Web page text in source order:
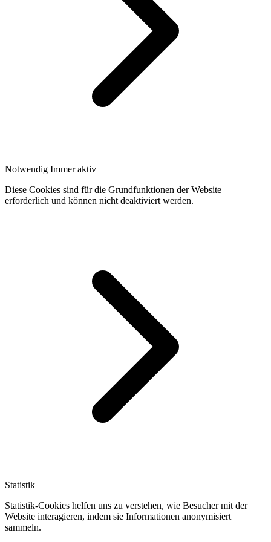
Notwendig Immer aktiv
Diese Cookies sind für die Grundfunktionen der Website
erforderlich und können nicht deaktiviert werden.
Statistik
Statistik-Cookies helfen uns zu verstehen, wie Besucher mit der
Website interagieren, indem sie Informationen anonymisiert
sammeln.